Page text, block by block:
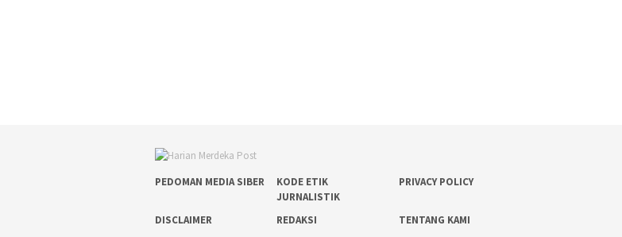
PEDOMAN MEDIA SIBER
KODE ETIK
JURNALISTIK
PRIVACY POLICY
DISCLAIMER REDAKSI
TENTANG KAMI